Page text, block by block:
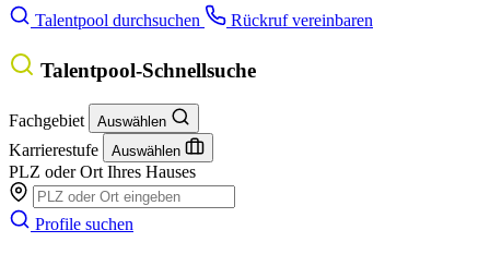
Talentpool durchsuchen Rückruf vereinbaren
Talentpool-Schnellsuche
Fachgebiet Auswählen
Karrierestufe Auswählen
PLZ oder Ort Ihres Hauses
Profile suchen